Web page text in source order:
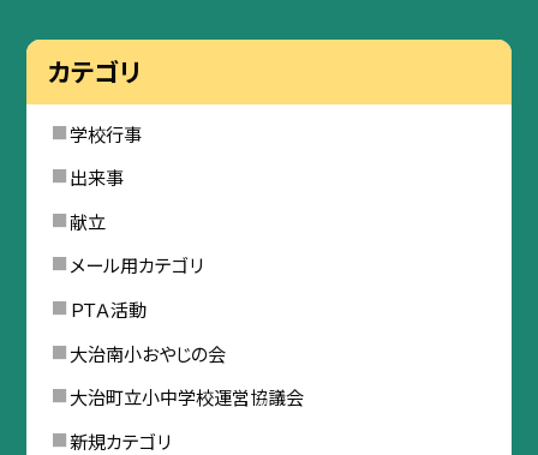
カテゴリ
学校行事
出来事
献立
メール用カテゴリ
ＰＴＡ活動
大治南小おやじの会
大治町立小中学校運営協議会
新規カテゴリ